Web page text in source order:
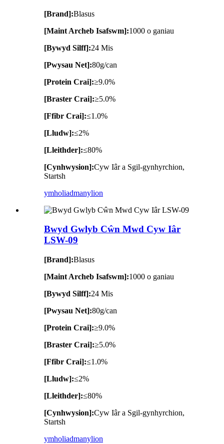
[Brand]:Blasus
[Maint Archeb Isafswm]:1000 o ganiau
[Bywyd Silff]:24 Mis
[Pwysau Net]:80g/can
[Protein Crai]:≥9.0%
[Braster Crai]:≥5.0%
[Ffibr Crai]:≤1.0%
[Lludw]:≤2%
[Lleithder]:≤80%
[Cynhwysion]:Cyw Iâr a Sgil-gynhyrchion,
Startsh
ymholiadmanylion
Bwyd Gwlyb Cŵn Mwd Cyw Iâr
LSW-09
[Brand]:Blasus
[Maint Archeb Isafswm]:1000 o ganiau
[Bywyd Silff]:24 Mis
[Pwysau Net]:80g/can
[Protein Crai]:≥9.0%
[Braster Crai]:≥5.0%
[Ffibr Crai]:≤1.0%
[Lludw]:≤2%
[Lleithder]:≤80%
[Cynhwysion]:Cyw Iâr a Sgil-gynhyrchion,
Startsh
ymholiadmanylion